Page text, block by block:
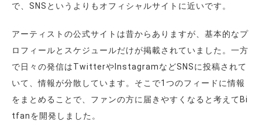
で、SNSというよりもオフィシャルサイトに近いです。
アーティストの公式サイトは昔からありますが、基本的なプ
ロフィールとスケジュールだけが掲載されていました。一方
で日々の発信はTwitterやInstagramなどSNSに投稿されて
いて、情報が分散しています。そこで1つのフィードに情報
をまとめることで、ファンの方に届きやすくなると考えてBi
tfanを開発しました。